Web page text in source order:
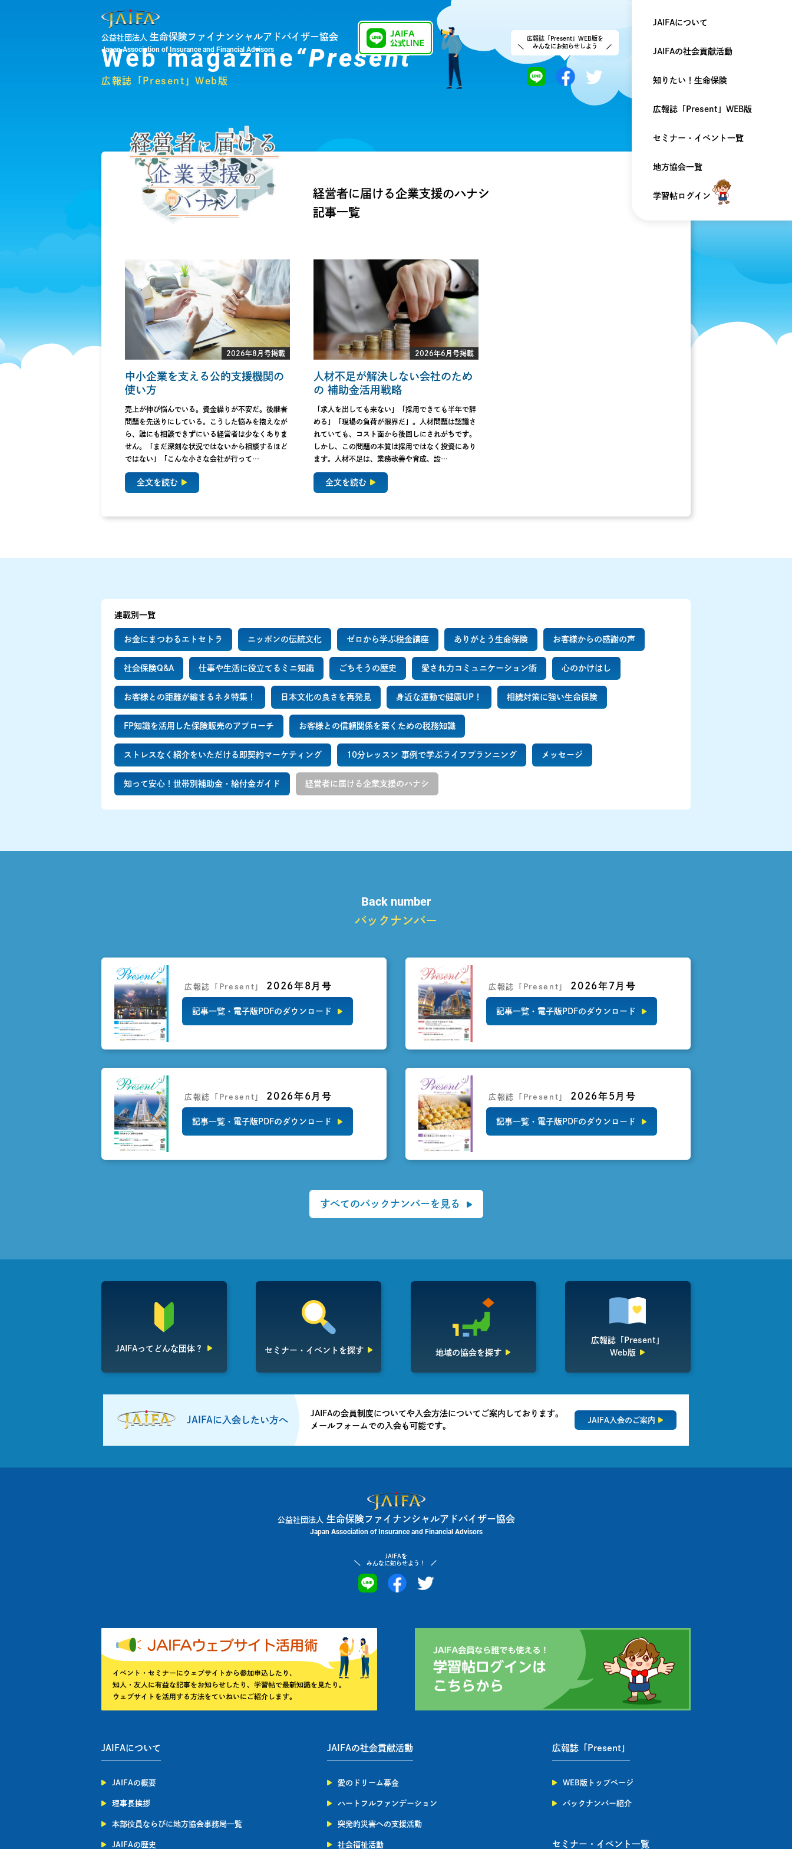
JAIFAについて
JAIFAの社会貢献活動
知りたい！ 生命保険
広報誌「Present」 WEB版
セミナー・ イベント一覧
地方協会一覧
学習帖ログイン
公益社団法人 生命保険ファイナンシャルアドバイザー協会
Japan Association of Insurance and Financial Advisors
Web magazine“Present”
広報誌「Present」Web版
広報誌「Present」WEB版を
みんなにお知らせしよう
経営者に届ける企業支援のハナシ
記事一覧
2026年8月号掲載
中小企業を支える公的支援機関の
使い方
売上が伸び悩んでいる。資金繰りが不安だ。後継者
問題を先送りにしている。こうした悩みを抱えなが
ら、誰にも相談できずにいる経営者は少なくありま
せん。「まだ深刻な状況ではないから相談するほど
ではない」「こんな小さな会社が行って…
全文を読む
2026年6月号掲載
人材不足が解決しない会社のため
の 補助金活用戦略
「求人を出しても来ない」「採用できても半年で辞
める」「現場の負荷が限界だ」。人材問題は認識さ
れていても、コスト面から後回しにされがちです。
しかし、この問題の本質は採用ではなく投資にあり
ます。人材不足は、業務改善や育成、設…
全文を読む
連載別一覧
お金にまつわるエトセトラ ニッポンの伝統文化 ゼロから学ぶ税金講座 ありがとう生命保険 お客様からの感謝の声
社会保険Q&A 仕事や生活に役立てるミニ知識 ごちそうの歴史 愛され力コミュニケーション術 心のかけはし
お客様との距離が縮まるネタ特集！ 日本文化の良さを再発見 身近な運動で健康UP！ 相続対策に強い生命保険
FP知識を活用した保険販売のアプローチ お客様との信頼関係を築くための税務知識
ストレスなく紹介をいただける即契約マーケティング 10分レッスン 事例で学ぶライフプランニング メッセージ
知って安心！世帯別補助金・給付金ガイド 経営者に届ける企業支援のハナシ
Back number
バックナンバー
広報誌「Present」 2026年8月号
記事一覧・電子版PDFのダウンロード
広報誌「Present」 2026年7月号
記事一覧・電子版PDFのダウンロード
広報誌「Present」 2026年6月号
記事一覧・電子版PDFのダウンロード
広報誌「Present」 2026年5月号
記事一覧・電子版PDFのダウンロード
すべてのバックナンバーを見る
JAIFAって どんな団体？ セミナー・イベント を探す 地域の協会を探す
広報誌「Present」
Web版
JAIFAに入会したい方へ
JAIFAの会員制度についてや入会方法についてご案内しております。
メールフォームでの入会も可能です。
JAIFA入会のご案内
公益社団法人
生命保険ファイナンシャルアドバイザー協会
Japan Association of Insurance and Financial Advisors
JAIFAを
みんなに知らせよう！
JAIFAについて
JAIFAの概要
理事長挨拶
本部役員ならびに地方協会事務局一覧
JAIFAの歴史
JAIFAの社会貢献活動
愛のドリーム募金
ハートフルファンデーション
突発的災害への支援活動
社会福祉活動
広報誌「Present」
WEB版トップページ
バックナンバー紹介
セミナー・イベント一覧